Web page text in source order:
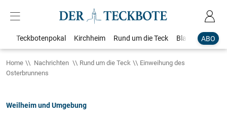
ABO
Teckbotenpokal Kirchheim Rund um die Teck Blaulicht
Home Nachrichten Rund um die Teck
Einweihung des
Osterbrunnens
Weilheim und Umgebung